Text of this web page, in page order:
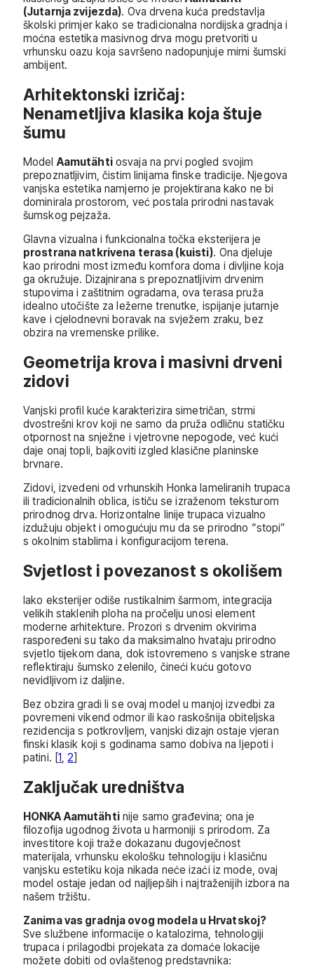
(Jutarnja zvijezda). Ova drvena kuća predstavlja
školski primjer kako se tradicionalna nordijska gradnja i
moćna estetika masivnog drva mogu pretvoriti u
vrhunsku oazu koja savršeno nadopunjuje mirni šumski
ambijent.
Arhitektonski izričaj:
Nenametljiva klasika koja štuje
šumu
ModelAamutähtiosvaja na prvi pogled svojim
prepoznatljivim, čistim linijama finske tradicije. Njegova
vanjska estetika namjerno je projektirana kako ne bi
dominirala prostorom, već postala prirodni nastavak
šumskog pejzaža.
Glavna vizualna i funkcionalna točka eksterijera je
prostrana natkrivena terasa (kuisti). Ona djeluje
kao prirodni most između komfora doma i divljine koja
ga okružuje. Dizajnirana s prepoznatljivim drvenim
stupovima i zaštitnim ogradama, ova terasa pruža
idealno utočište za ležerne trenutke, ispijanje jutarnje
kave i cjelodnevni boravak na svježem zraku, bez
obzira na vremenske prilike.
Geometrija krova i masivni drveni
zidovi
Vanjski profil kuće karakterizira simetričan, strmi
dvostrešni krov koji ne samo da pruža odličnu statičku
otpornost na snježne i vjetrovne nepogode, već kući
daje onaj topli, bajkoviti izgled klasične planinske
brvnare.
Zidovi, izvedeni od vrhunskih Honka lameliranih trupaca
ili tradicionalnih oblica, ističu se izraženom teksturom
prirodnog drva. Horizontalne linije trupaca vizualno
izdužuju objekt i omogućuju mu da se prirodno “stopi”
s okolnim stablima i konfiguracijom terena.
Svjetlost i povezanost s okolišem
Iako eksterijer odiše rustikalnim šarmom, integracija
velikih staklenih ploha na pročelju unosi element
moderne arhitekture. Prozori s drvenim okvirima
raspoređeni su tako da maksimalno hvataju prirodno
svjetlo tijekom dana, dok istovremeno s vanjske strane
reflektiraju šumsko zelenilo, čineći kuću gotovo
nevidljivom iz daljine.
Bez obzira gradi li se ovaj model u manjoj izvedbi za
povremeni vikend odmor ili kao raskošnija obiteljska
rezidencija s potkrovljem, vanjski dizajn ostaje vjeran
finski klasik koji s godinama samo dobiva na ljepoti i
patini. [1,2]
Zaključak uredništva
HONKA Aamutähtinije samo građevina; ona je
filozofija ugodnog života u harmoniji s prirodom. Za
investitore koji traže dokazanu dugovječnost
materijala, vrhunsku ekološku tehnologiju i klasičnu
vanjsku estetiku koja nikada neće izaći iz mode, ovaj
model ostaje jedan od najljepših i najtraženijih izbora na
našem tržištu.
Zanima vas gradnja ovog modela u Hrvatskoj?
Sve službene informacije o katalozima, tehnologiji
trupaca i prilagodbi projekata za domaće lokacije
možete dobiti od ovlaštenog predstavnika: